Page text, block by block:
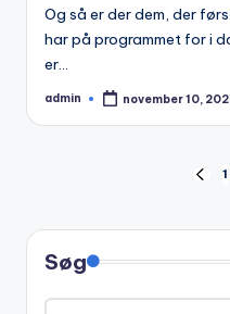
Og så er der dem, der
har på programmet for i
er…
Posted
admin november 10,
1
Søg